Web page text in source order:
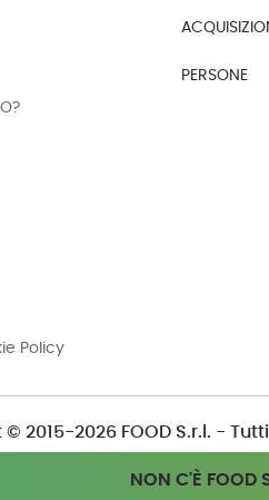
NON C'È FOOD
Policy
PERSONE
2015-2026 FOOD S.r.l. -